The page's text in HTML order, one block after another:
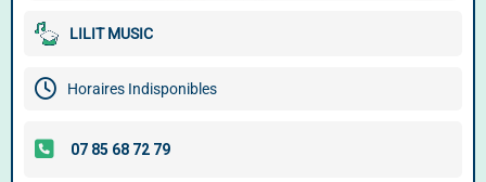
LILIT MUSIC
Horaires Indisponibles